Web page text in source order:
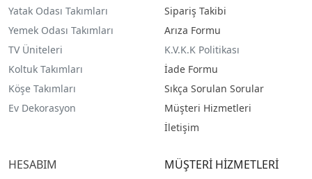
Yatak Odası Takımları
Yemek Odası Takımları
TV Üniteleri
Koltuk Takımları
Köşe Takımları
Ev Dekorasyon
Sipariş Takibi
Arıza Formu
K.V.K.K Politikası
İade Formu
Sıkça Sorulan Sorular
Müşteri Hizmetleri
İletişim
HESABIM MÜŞTERİ HİZMETLERİ